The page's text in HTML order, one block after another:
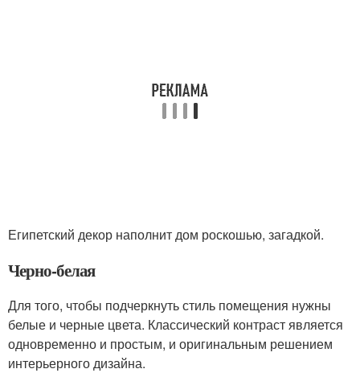
Египетский декор наполнит дом роскошью, загадкой.
Черно-белая
Для того, чтобы подчеркнуть стиль помещения нужны
белые и черные цвета. Классический контраст является
одновременно и простым, и оригинальным решением
интерьерного дизайна.